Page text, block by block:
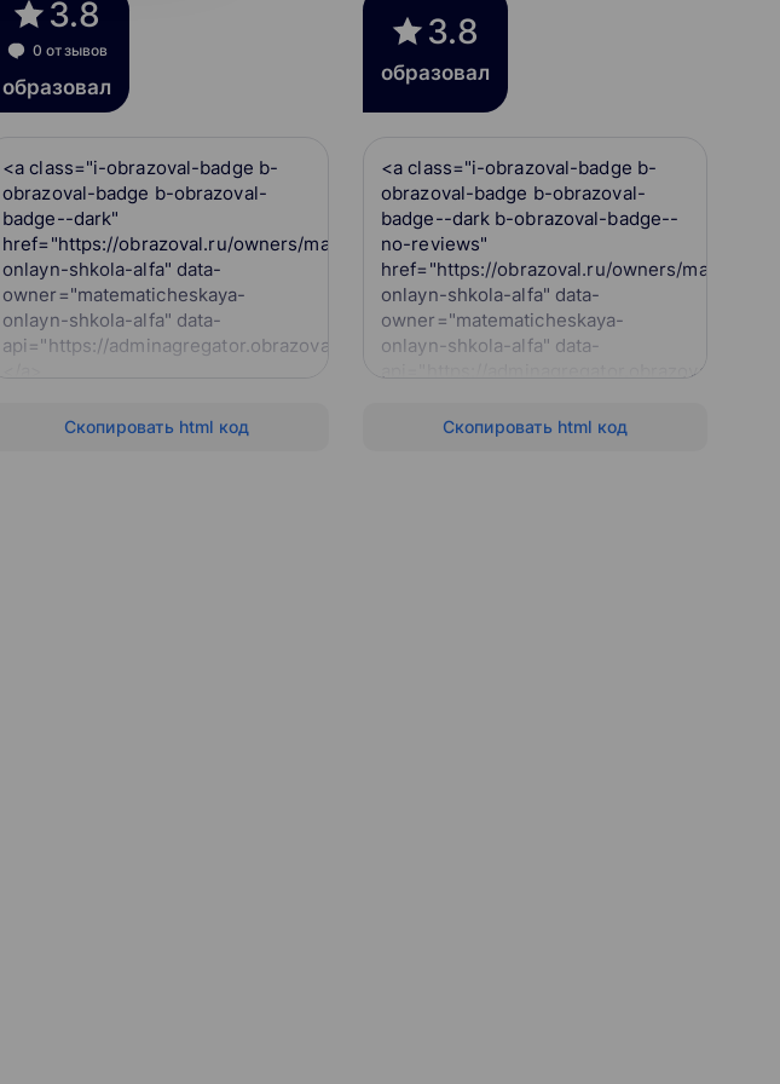
3.8
0 отзывов
образовал
<a class="i-obrazoval-badge b-
obrazoval-badge b-obrazoval-
badge--dark"
href="https://obrazoval.ru/owners/matematicheskaya-
onlayn-shkola-alfa" data-
owner="matematicheskaya-
onlayn-shkola-alfa" data-
api="https://adminagregator.obrazoval.ru/api">
src="https://obrazoval.ru/obrazoval-
Скопировать html код
3.8
образовал
<a class="i-obrazoval-badge b-
obrazoval-badge b-obrazoval-
badge--dark b-obrazoval-badge--
no-reviews"
href="https://obrazoval.ru/owners/
onlayn-shkola-alfa" data-
owner="matematicheskaya-
onlayn-shkola-alfa" data-
api="https://adminagregator.obrazoval.ru/
Скопировать html код